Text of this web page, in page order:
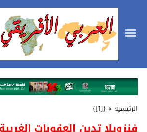
الرئيسية »
{[1]}
فنزويلا تدين العقوبات